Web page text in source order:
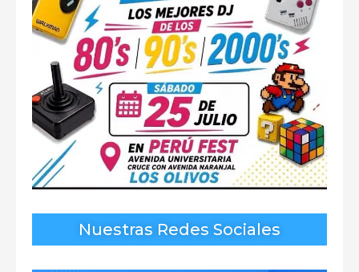
Nuestras Redes Sociales